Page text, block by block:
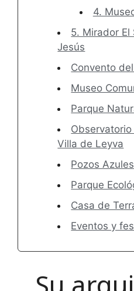
4.
5. Mirador El
Jesús
Convento
Museo
Parque
Villa de Leyva
Pozos Azules
Parque
Casa de
Eventos y